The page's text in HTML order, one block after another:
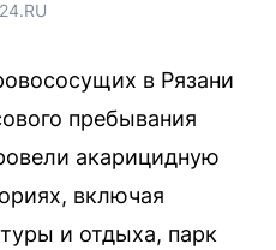
в Рязани
пребывания
акарицидную
включая
и отдыха, парк